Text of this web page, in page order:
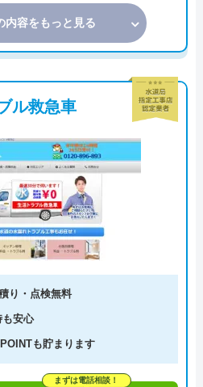
内容をもっと見る
ル救急車
り・点検無料
も安心
も貯まります
まずは電話相談！